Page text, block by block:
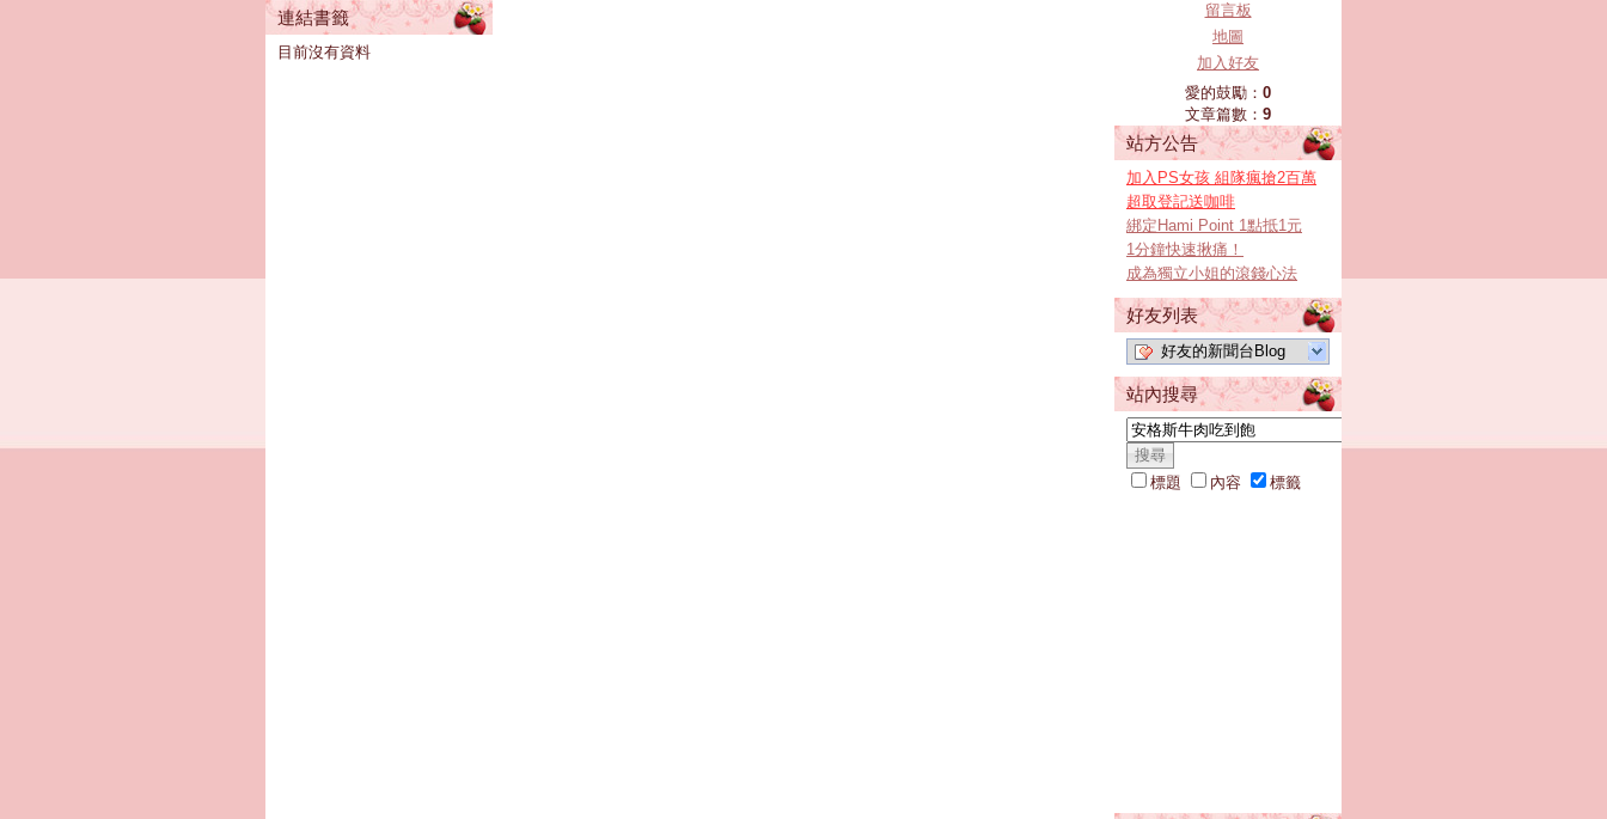
留言板
地圖
加入好友
愛的鼓勵： 0
文章篇數： 9
站方公告
加入PS女孩 組隊瘋搶2百萬
超取登記送咖啡
綁定Hami Point 1點抵1元
1分鐘快速揪痛！
成為獨立小姐的滾錢心法
好友列表
好友的新聞台Blog
站內搜尋
標題 內容 標籤
連結書籤
目前沒有資料